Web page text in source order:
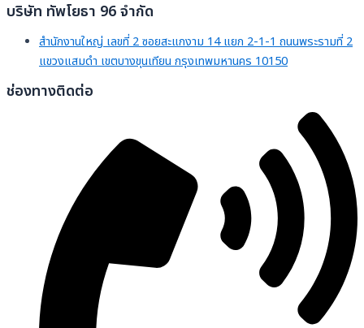
บริษัท ทัพโยธา 96 จำกัด
สำนักงานใหญ่ เลขที่ 2 ซอยสะแกงาม 14 แยก 2-1-1 ถนนพระรามที่ 2
แขวงแสมดำ เขตบางขุนเทียน กรุงเทพมหานคร 10150
ช่องทางติดต่อ